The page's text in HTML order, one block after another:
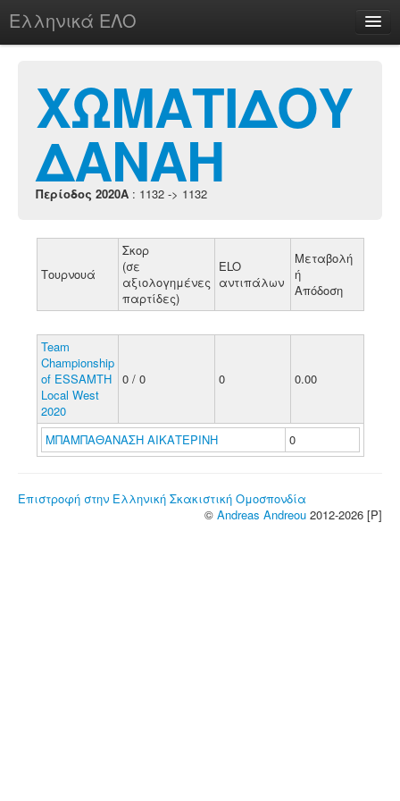
Ελληνικά ΕΛΟ
chesstu.be @ discord
Login
ΧΩΜΑΤΙΔΟΥ
ΔΑΝΑΗ
Περίοδος 2020A : 1132 -> 1132
Τουρνουά
Σκορ
(σε
αξιολογημένες
παρτίδες)
ELO
αντιπάλων
Μεταβολή
ή
Απόδοση
Team
Championship
of ESSAMTH
Local West
2020
0 / 0 0 0.00
ΜΠΑΜΠΑΘΑΝΑΣΗ ΑΙΚΑΤΕΡΙΝΗ 0
Επιστροφή στην Ελληνική Σκακιστική Ομοσπονδία
© Andreas Andreou 2012-2026 [P]